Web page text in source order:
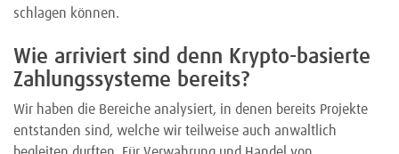
schlagen können.
Wie arriviert sind denn Krypto-basierte
Zahlungssysteme bereits?
Wir haben die Bereiche analysiert, in denen bereits Projekte
entstanden sind, welche wir teilweise auch anwaltlich